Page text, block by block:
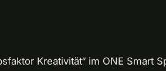
Kreativität“ im ONE Smart